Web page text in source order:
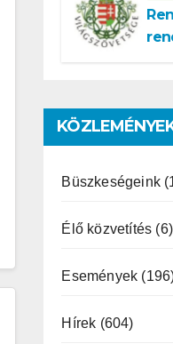
Büszkeségeink
Élő közvetítés (6)
Események
Hírek (604)